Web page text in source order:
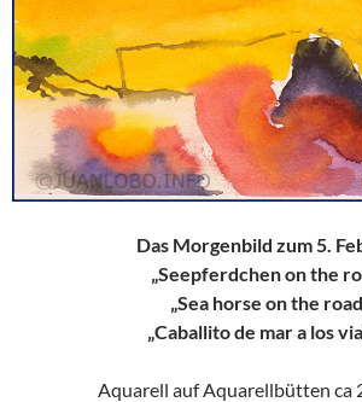
Das Morgenbild zum 5.
„Seepferdchen on the
„Sea horse on the
„Caballito de mar a los
Aquarell auf Aquarellbütten ca